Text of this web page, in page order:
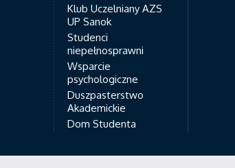
Klub Uczelniany AZS
UP Sanok
Studenci
niepełnosprawni
Wsparcie
psychologiczne
Duszpasterstwo
Akademickie
Dom Studenta